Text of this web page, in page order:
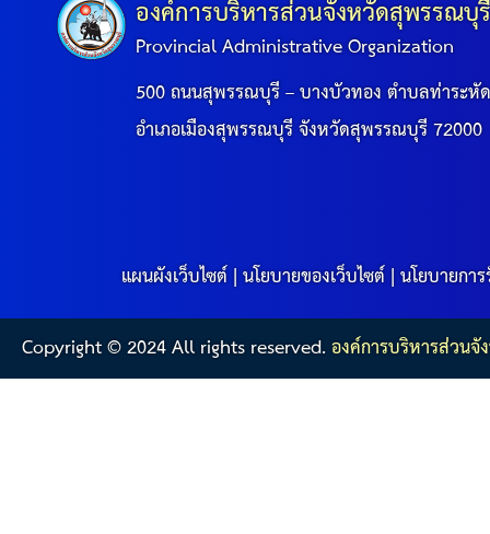
องค์การบริหารส่วนจังหวัดสุพรรณบุ
Provincial Administrative Organization
500 ถนนสุพรรณบุรี – บางบัวทอง ตำบลท่าระหั
อำเภอเมืองสุพรรณบุรี จังหวัดสุพรรณบุรี 72000
แผนผังเว็บไซต์|นโยบายของเว็บไซต์|นโยบายกา
Copyright © 2024 All rights reserved.องค์การบริหารส่วน